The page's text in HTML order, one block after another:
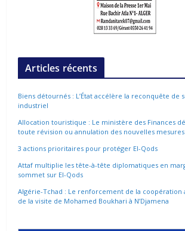
Articles récents
Biens détournés : L’État accélère la reconquête de
industriel
Allocation touristique : Le ministère des Finances
toute révision ou annulation des nouvelles mesures
3 actions prioritaires pour protéger El-Qods
Attaf multiplie les tête-à-tête diplomatiques en
sommet sur El-Qods
Algérie-Tchad : Le renforcement de la
de la visite de Mohamed Boukhari à N’Djamena